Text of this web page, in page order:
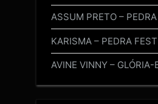
ASSUM PRETO –
KARISMA – PEDRA
AVINE VINNY –